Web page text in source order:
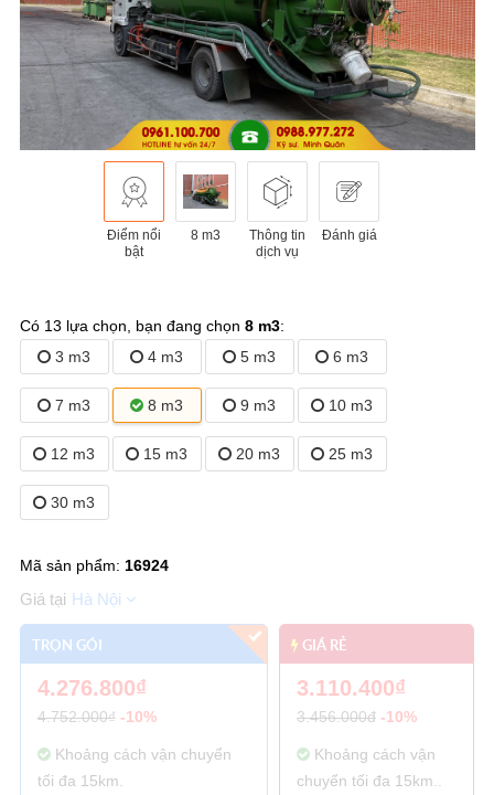
Điểm nổi
bật
8 m3
Thông tin
dịch vụ
Đánh giá
Có 13 lựa chọn, bạn đang chọn 8 m3:
3 m3
4 m3 5 m3 6 m3
7 m3 8 m3 9 m3 10 m3
12 m3 15 m3 20 m3 25 m3
30 m3
Mã sản phẩm: 16924
Hà Nội
TRỌN GÓI
4.276.800₫
4.752.000₫ -10%
Khoảng cách vận chuyển
tối đa 15km.
GIÁ RẺ
3.110.400₫
3.456.000đ -10%
Khoảng cách vận
chuyển tối đa 15km..